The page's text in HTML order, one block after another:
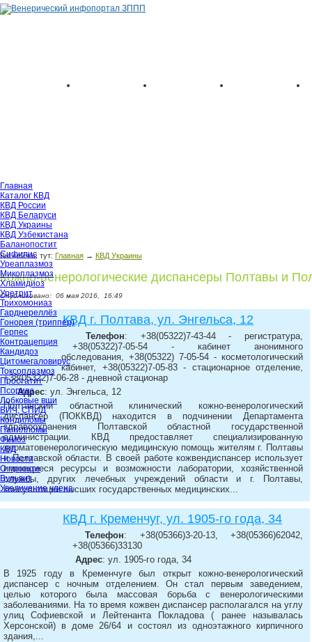
Главная
Каталог КВД
КВД России
КВД Беларуси
КВД Украины
КВД Узбекистана
Баланопостит
Сифилис
Уреаплазмоз
Микоплазмоз
Хламидиоз
Уретрит
Трихомониаз
Гарднереллёз
Гонорея (триппер)
Герпес
Контрацепция
Кандидоз
Цитомегаловирус
Токсоплазмоз
Простатит
Псориаз
Лобковые вши
ВИЧ, СПИД
Кондиломы
Папилломы
Фимоз
КВД
Новости
О проекте
Вульвит
Увеличение члена
Вы сейчас тут: Главная → КВД Украины
Кожно-венерологические диспансеры Полтавы и
Опубликовано: 06 мая 2016, 16:49
КВД г. Полтава, ул. Энгельса, 12
Телефон: +38(05322)7-43-44 - регистратура,
+38(05322)7-05-54 - кабинет анонимного
обследования, +38(05322) 7-05-54 - косметологический
кабинет, +38(05322)7-05-83 - стационарное отделение,
+38(05322)7-06-28 - дневной стационар
Адрес: ул. Энгельса, 12
Полтавский областной клинический кожно-венерологический
диспансер (ПОККВД) находится в подчинении Департамента
здравоохранения Полтавской областной государственной
администрации. КВД предоставляет специализированную
дерматовенерологическую медицинскую помощь жителям г. Полтавы
и Полтавской области. В своей работе кожвендиспансер использует
имеющиеся ресурсы и возможности лаборатории, хозяйственной
службы, других лечебных учреждений области и г. Полтавы,
консультации высших государственных медицинских...
КВД г. Кременчуг, ул. 1905-го года, 34
Телефон: +38(05366)3-20-13, +38(05366)62042,
+38(05366)33130
Адрес: ул. 1905-го года, 34
В 1925 году в Кременчуге был открыт кожно-венерологический
диспансер с ночным отделением. Он стал первым заведением,
целью которого была массовая борьба с венерологическими
заболеваниями. На то время кожвен диспансер располагался на углу
улиц Софиевской и Лейтенанта Покладова ( ранее называлась
Херсонской) в доме 26/64 и состоял из одноэтажного кирпичного
здания,...